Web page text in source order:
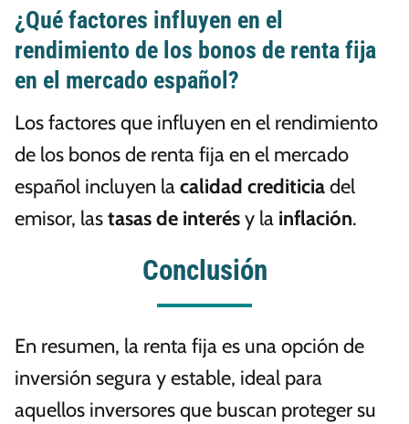
¿Qué factores influyen en el
rendimiento de los bonos de renta fija
en el mercado español?
Los factores que influyen en el rendimiento
de los bonos de renta fija en el mercado
español incluyen lacalidad crediticiadel
emisor, lastasas de interésy la inflación.
Conclusión
En resumen, la renta fija es una opción de
inversión segura y estable, ideal para
aquellos inversores que buscan proteger su